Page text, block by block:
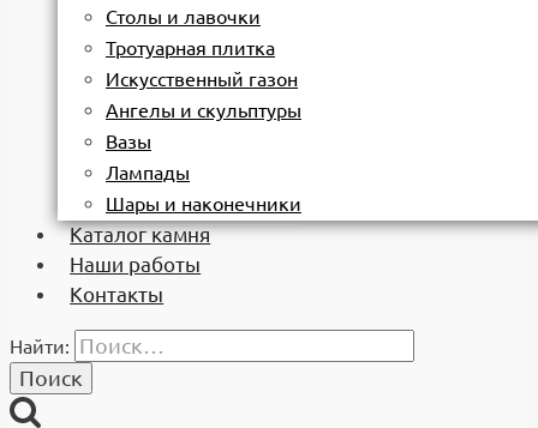
Столы и лавочки
Тротуарная плитка
Искусственный газон
Ангелы и скульптуры
Вазы
Лампады
Шары и наконечники
Каталог камня
Наши работы
Контакты
Найти: